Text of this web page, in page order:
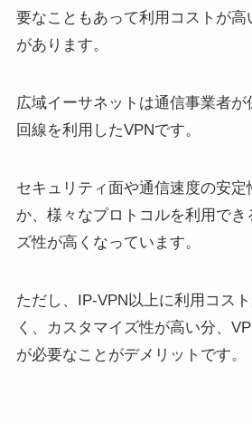
要なこともあって利用コストが高
があります。
広域イーサネットは通信事業者
回線を利用したVPNです。
セキュリティ面や通信速度の安定
か、様々なプロトコルを利用でき
ズ性が高くなっています。
ただし、IP-VPN以上に利用コス
く、カスタマイズ性が高い分、
が必要なことがデメリットです。